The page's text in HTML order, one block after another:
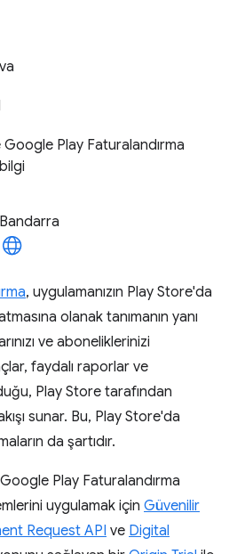
Play Faturalandırma
, uygulamanızın Play Store'da
olanak tanımanın yanı
ve aboneliklerinizi
faydalı raporlar ve
Play Store tarafından
sunar. Bu, Play Store'da
da şartıdır.
Play Faturalandırma
uygulamak için Güvenilir
Request API ve Digital